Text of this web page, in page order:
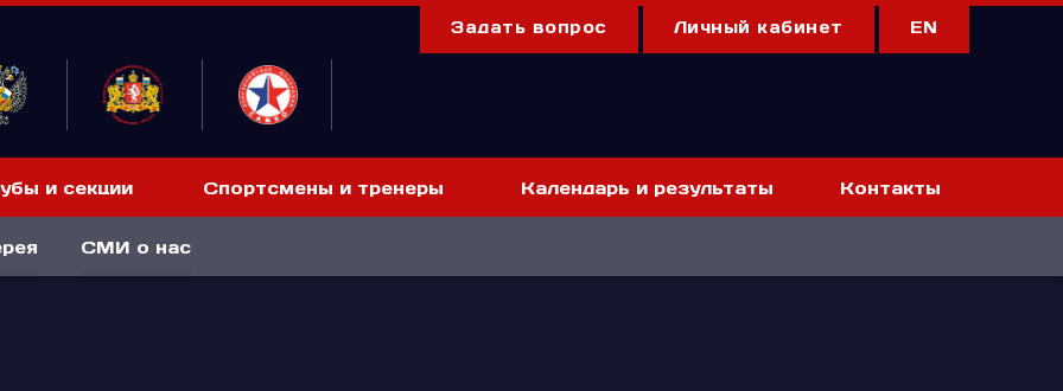
Задать вопрос Личный кабинет EN
СМИ о нас
и секции Спортсмены и тренеры Календарь и результаты Контакты